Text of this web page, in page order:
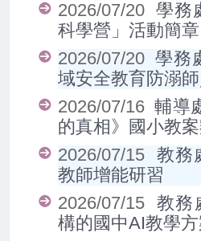
2026/07/20 學務
科學營」活動簡
2026/07/20學務
域安全教育防溺
2026/07/16輔導
的真相》國小教
2026/07/15 教務
教師增能研習
2026/07/15 教務
構的國中AI教學